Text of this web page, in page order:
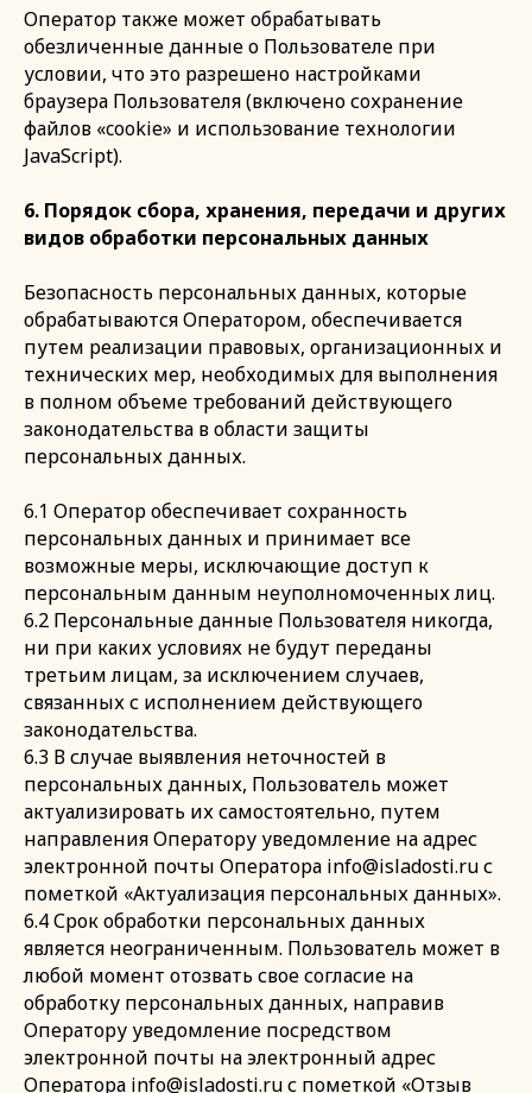
Оператор также может обрабатывать
обезличенные данные о Пользователе при
условии, что это разрешено настройками
браузера Пользователя (включено сохранение
файлов «cookie» и использование технологии
JavaScript).
6. Порядок сбора, хранения, передачи и других
видов обработки персональных данных
Безопасность персональных данных, которые
обрабатываются Оператором, обеспечивается
путем реализации правовых, организационных и
технических мер, необходимых для выполнения
в полном объеме требований действующего
законодательства в области защиты
персональных данных.
6.1 Оператор обеспечивает сохранность
персональных данных и принимает все
возможные меры, исключающие доступ к
персональным данным неуполномоченных лиц.
6.2 Персональные данные Пользователя никогда,
ни при каких условиях не будут переданы
третьим лицам, за исключением случаев,
связанных с исполнением действующего
законодательства.
6.3 В случае выявления неточностей в
персональных данных, Пользователь может
актуализировать их самостоятельно, путем
направления Оператору уведомление на адрес
электронной почты Оператора info@isladosti.ru с
пометкой «Актуализация персональных данных».
6.4 Срок обработки персональных данных
является неограниченным. Пользователь может в
любой момент отозвать свое согласие на
обработку персональных данных, направив
Оператору уведомление посредством
электронной почты на электронный адрес
Оператора info@isladosti.ru с пометкой «Отзыв